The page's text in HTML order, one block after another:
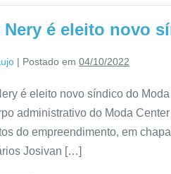
Nery é eleito novo
| Postado em 04/10/2022
é eleito novo síndico do
administrativo do Moda
do empreendimento, em
Josivan […]